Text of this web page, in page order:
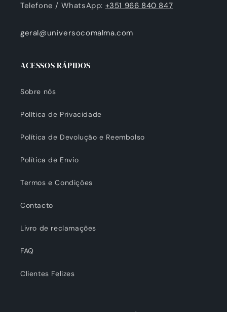
Telefone / WhatsApp: +351 966 840 847
geral@universocomalma.com
ACESSOS RÁPIDOS
Sobre nós
Política de Privacidade
Política de Devolução e Reembolso
Política de Envio
Termos e Condições
Contacto
Livro de reclamações
FAQ
Clientes Felizes